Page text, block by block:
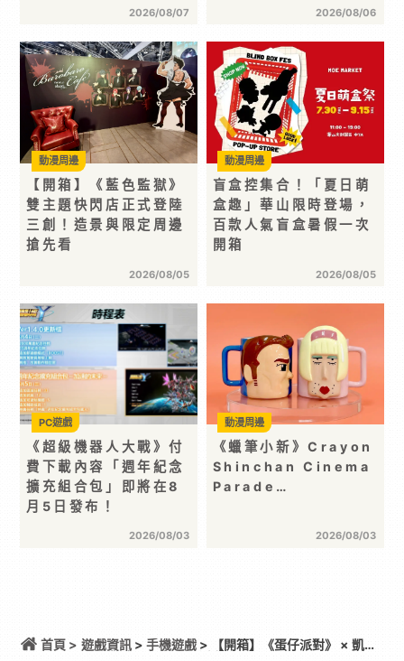
2026/08/07 2026/08/06
【開箱】《藍色監獄》
雙主題快閃店正式登陸
三創！造景與限定周邊
搶先看
2026/08/05
動漫周邊
盲盒控集合！「夏日萌
盒趣」華山限時登場，
百款人氣盲盒暑假一次
開箱
2026/08/05
動漫周邊
《超級機器人大戰》付
費下載內容「週年紀念
擴充組合包」即將在8
月5日發布！
2026/08/03
PC遊戲
《蠟筆小新》Crayon
Shinchan Cinema
Parade…
2026/08/03
動漫周邊
首頁 > 遊戲資訊> 手機遊戲> 【開箱】《蛋仔派對》 × 凱岩